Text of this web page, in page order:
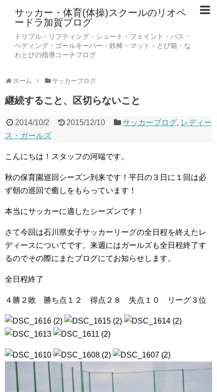
サッカー・体育(体操)スクールのリオペ
ードラ加賀ブログ
ドリブル・リフティング・シュート・フェイント・パス・
ヘディング・ゴールキーパー・鉄棒・マット・とび箱・な
わとびの指導コーチブログ
ホーム サッカーブログ
継続すること、区切らないこと
2014/10/2 2015/12/10 サッカーブログ, レディー
ス・ガールズ
こんにちは！スタッフの河端です。
秋の保育園巡回シーズン到来です！平日の３日に１回は必
ず朝の巡回で癒しをもらっています！
本当にサッカーに適したシーズンです！
さて今回は石川県女子サッカーリーグの全日程を終えたレ
ディースについてです。来週にはガールズも全日程終了す
るのでその際にまたブログにてお知らせします。
全日程終了
４勝２敗 勝ち点１２ 得点２８ 失点１０ リーグ３位